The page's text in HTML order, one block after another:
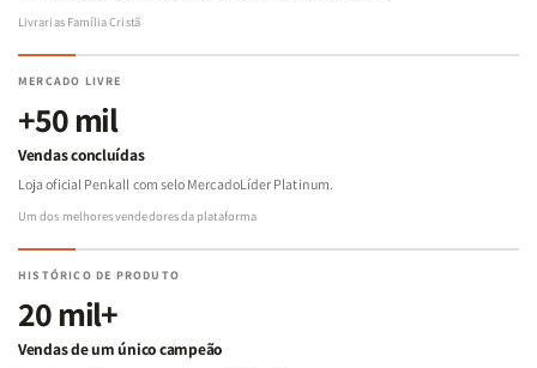
Livrarias Família Cristã
MERCADO LIVRE
+50 mil
Vendas concluídas
Loja oficial Penkall com selo MercadoLíder Platinum.
Um dos melhores vendedores da plataforma
HISTÓRICO DE PRODUTO
20 mil+
Vendas de um único campeão